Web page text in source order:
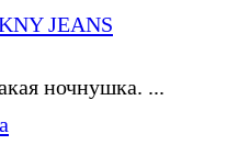
JEANS
ночнушка. ...